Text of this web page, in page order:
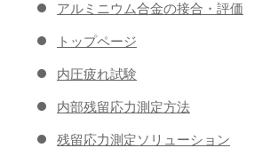
アルミニウム合金の接合・評価
トップページ
内圧疲れ試験
内部残留応力測定方法
残留応力測定ソリューション